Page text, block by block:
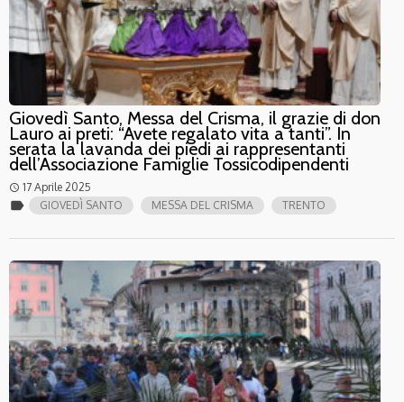
Giovedì Santo, Messa del Crisma, il grazie di don
Lauro ai preti: “Avete regalato vita a tanti”. In
serata la lavanda dei piedi ai rappresentanti
dell’Associazione Famiglie Tossicodipendenti
access_time 17 Aprile 2025
label GIOVEDÌ SANTO MESSA DEL CRISMA TRENTO